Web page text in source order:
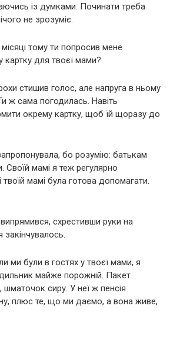
із думками. Починати треба
не зрозуміє.
тому ти попросив мене
для твоєї мами?
стишив голос, але напруга в ньому
ж сама погодилась. Навіть
окрему картку, щоб їй щоразу до
бо розумію: батькам
Своїй мамі я теж регулярно
твоїй мамі була готова допомагати.
схрестивши руки на
закінчувалось.
ми були в гостях у твоєї мами, я
майже порожній. Пакет
сиру. У неї ж пенсія
плюс те, що ми даємо, а вона живе,